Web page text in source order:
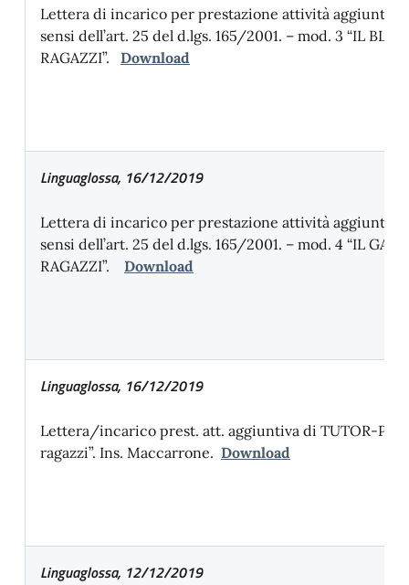
Lettera di incarico per prestazione attività aggiuntiva
sensi dell’art. 25 del d.lgs. 165/2001. – mod. 3 “IL
RAGAZZI”. Download
Linguaglossa, 16/12/2019
Lettera di incarico per prestazione attività aggiuntiva
sensi dell’art. 25 del d.lgs. 165/2001. – mod. 4 “IL
RAGAZZI”. Download
Linguaglossa, 16/12/2019
Lettera/incarico prest. att. aggiuntiva di TUTOR-
ragazzi”. Ins. Maccarrone. Download
Linguaglossa, 12/12/2019